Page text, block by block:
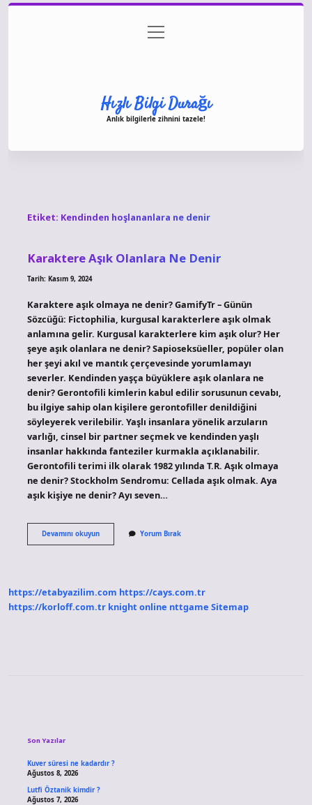
Gizlilik Politikası
menüyü
aç
Hızlı Bilgi Durağı
Anlık bilgilerle zihnini tazele!
Etiket: Kendinden hoşlananlara ne denir
Karaktere Aşık Olanlara Ne Denir
Tarih: Kasım 9, 2024
Karaktere aşık olmaya ne denir? GamifyTr – Günün
Sözcüğü: Fictophilia, kurgusal karakterlere aşık olmak
anlamına gelir. Kurgusal karakterlere kim aşık olur? Her
şeye aşık olanlara ne denir? Sapioseksüeller, popüler olan
her şeyi akıl ve mantık çerçevesinde yorumlamayı
severler. Kendinden yaşça büyüklere aşık olanlara ne
denir? Gerontofili kimlerin kabul edilir sorusunun cevabı,
bu ilgiye sahip olan kişilere gerontofiller denildiğini
söyleyerek verilebilir. Yaşlı insanlara yönelik arzuların
varlığı, cinsel bir partner seçmek ve kendinden yaşlı
insanlar hakkında fanteziler kurmakla açıklanabilir.
Gerontofili terimi ilk olarak 1982 yılında T.R. Aşık olmaya
ne denir? Stockholm Sendromu: Cellada aşık olmak. Aya
aşık kişiye ne denir? Ayı seven…
Devamını okuyunKaraktere
Aşık
Yorum Bırak
https://etabyazilim.com https://cays.com.tr
https://korloff.com.tr knight online nttgame Sitemap
Son Yazılar
Kuver süresi ne kadardır ?
Ağustos 8, 2026
Lutfi Öztanik kimdir ?
Ağustos 7, 2026